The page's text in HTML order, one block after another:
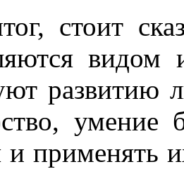
стоит
видом
развитию
умение
применять